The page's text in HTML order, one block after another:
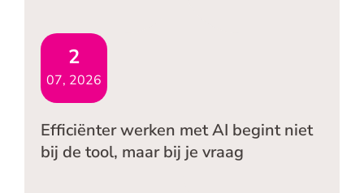
2
07, 2026
Efficiënter werken met AI begint niet
bij de tool, maar bij je vraag